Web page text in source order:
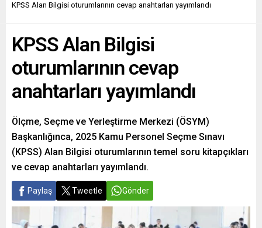
KPSS Alan Bilgisi oturumlarının cevap anahtarları yayımlandı
KPSS Alan Bilgisi
oturumlarının cevap
anahtarları yayımlandı
Ölçme, Seçme ve Yerleştirme Merkezi (ÖSYM)
Başkanlığınca, 2025 Kamu Personel Seçme Sınavı
(KPSS) Alan Bilgisi oturumlarının temel soru kitapçıkları
ve cevap anahtarları yayımlandı.
Paylaş Tweetle Gönder